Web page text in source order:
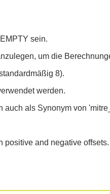
sein.
um die
8).
werden.
als Synonym von
positive and negative offsets.